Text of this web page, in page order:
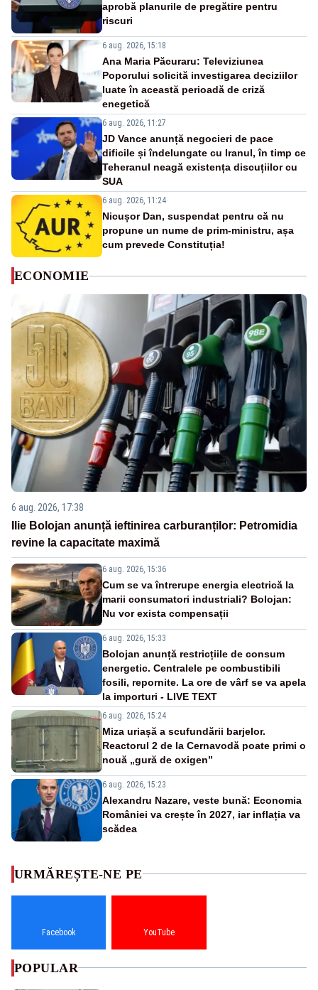
aprobă planurile de pregătire pentru
riscuri
6 aug. 2026, 15:18
Ana Maria Păcuraru: Televiziunea
Poporului solicită investigarea deciziilor
luate în această perioadă de criză
enegetică
6 aug. 2026, 11:27
JD Vance anunță negocieri de pace
dificile și îndelungate cu Iranul, în timp ce
Teheranul neagă existența discuțiilor cu
SUA
6 aug. 2026, 11:24
Nicușor Dan, suspendat pentru că nu
propune un nume de prim-ministru, așa
cum prevede Constituția!
ECONOMIE
6 aug. 2026, 17:38
Ilie Bolojan anunță ieftinirea carburanților: Petromidia
revine la capacitate maximă
6 aug. 2026, 15:36
Cum se va întrerupe energia electrică la
marii consumatori industriali? Bolojan:
Nu vor exista compensații
6 aug. 2026, 15:33
Bolojan anunță restricțiile de consum
energetic. Centralele pe combustibili
fosili, repornite. La ore de vârf se va apela
la importuri - LIVE TEXT
6 aug. 2026, 15:24
Miza uriașă a scufundării barjelor.
Reactorul 2 de la Cernavodă poate primi o
nouă „gură de oxigen”
6 aug. 2026, 15:23
Alexandru Nazare, veste bună: Economia
României va crește în 2027, iar inflația va
scădea
URMĂREȘTE-NE PE
Facebook YouTube
POPULAR